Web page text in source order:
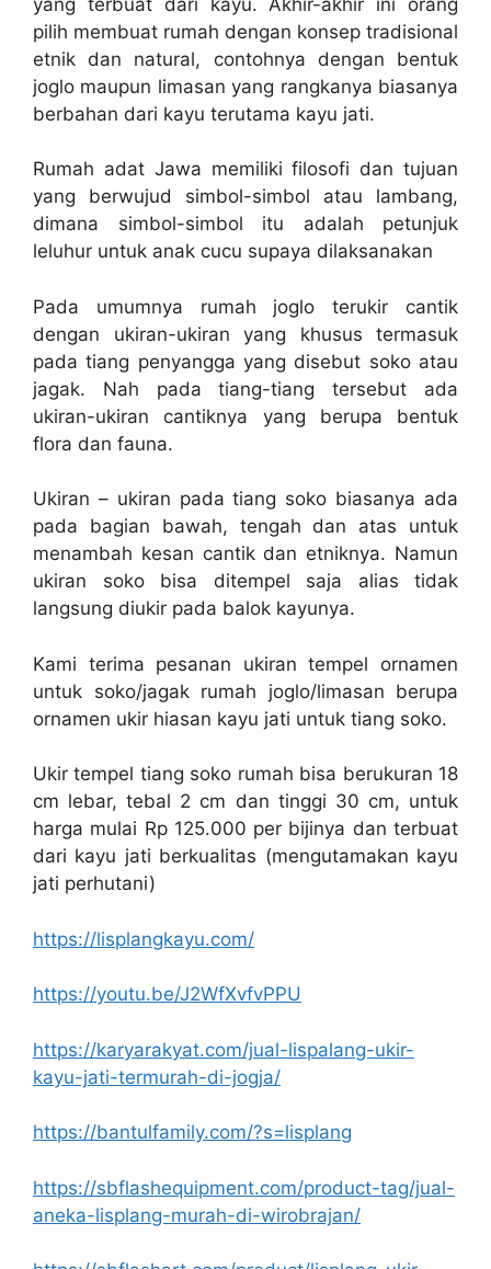
pilih membuat rumah dengan konsep tradisional
etnik dan natural, contohnya dengan bentuk
joglo maupun limasan yang rangkanya biasanya
berbahan dari kayu terutama kayu jati.
Rumah adat Jawa memiliki filosofi dan tujuan
yang berwujud simbol-simbol atau lambang,
dimana simbol-simbol itu adalah petunjuk
leluhur untuk anak cucu supaya dilaksanakan
Pada umumnya rumah joglo terukir cantik
dengan ukiran-ukiran yang khusus termasuk
pada tiang penyangga yang disebut soko atau
jagak. Nah pada tiang-tiang tersebut ada
ukiran-ukiran cantiknya yang berupa bentuk
flora dan fauna.
Ukiran – ukiran pada tiang soko biasanya ada
pada bagian bawah, tengah dan atas untuk
menambah kesan cantik dan etniknya. Namun
ukiran soko bisa ditempel saja alias tidak
langsung diukir pada balok kayunya.
Kami terima pesanan ukiran tempel ornamen
untuk soko/jagak rumah joglo/limasan berupa
ornamen ukir hiasan kayu jati untuk tiang soko.
Ukir tempel tiang soko rumah bisa berukuran 18
cm lebar, tebal 2 cm dan tinggi 30 cm, untuk
harga mulai Rp 125.000 per bijinya dan terbuat
dari kayu jati berkualitas (mengutamakan kayu
jati perhutani)
https://lisplangkayu.com/
https://youtu.be/J2WfXvfvPPU
https://karyarakyat.com/jual-lispalang-ukir-
kayu-jati-termurah-di-jogja/
https://bantulfamily.com/?s=lisplang
https://sbflashequipment.com/product-tag/jual-
aneka-lisplang-murah-di-wirobrajan/